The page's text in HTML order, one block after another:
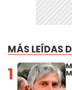
MÁS LEÍDAS
1